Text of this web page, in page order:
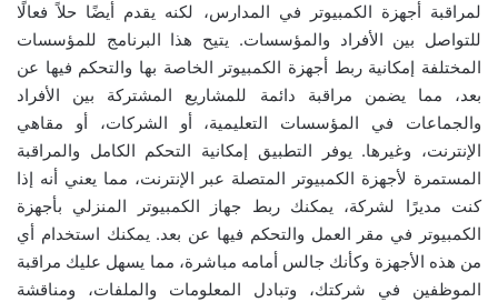
لمراقبة أجهزة الكمبيوتر في المدارس، لكنه يقدم أيضًا حلاً فعالًا
للتواصل بين الأفراد والمؤسسات. يتيح هذا البرنامج للمؤسسات
المختلفة إمكانية ربط أجهزة الكمبيوتر الخاصة بها والتحكم فيها عن
بعد، مما يضمن مراقبة دائمة للمشاريع المشتركة بين الأفراد
والجماعات في المؤسسات التعليمية، أو الشركات، أو مقاهي
الإنترنت، وغيرها. يوفر التطبيق إمكانية التحكم الكامل والمراقبة
المستمرة لأجهزة الكمبيوتر المتصلة عبر الإنترنت، مما يعني أنه إذا
كنت مديرًا لشركة، يمكنك ربط جهاز الكمبيوتر المنزلي بأجهزة
الكمبيوتر في مقر العمل والتحكم فيها عن بعد. يمكنك استخدام أي
من هذه الأجهزة وكأنك جالس أمامه مباشرة، مما يسهل عليك مراقبة
الموظفين في شركتك، وتبادل المعلومات والملفات، ومناقشة